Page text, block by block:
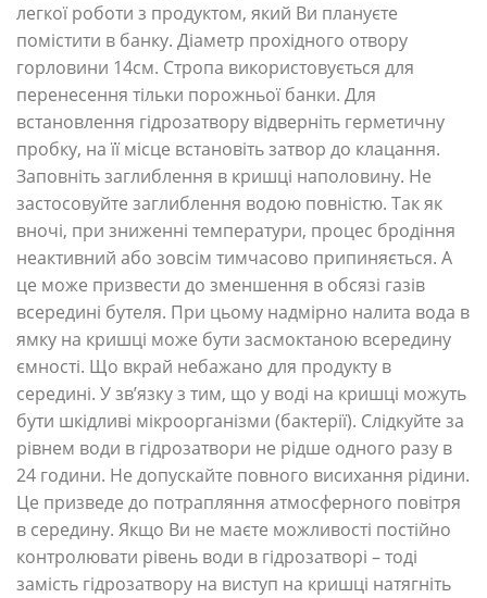
легкої роботи з продуктом, який Ви плануєте
помістити в банку. Діаметр прохідного отвору
горловини 14см. Стропа використовується для
перенесення тільки порожньої банки. Для
встановлення гідрозатвору відверніть герметичну
пробку, на її місце встановіть затвор до клацання.
Заповніть заглиблення в кришці наполовину. Не
застосовуйте заглиблення водою повністю. Так як
вночі, при зниженні температури, процес бродіння
неактивний або зовсім тимчасово припиняється. А
це може призвести до зменшення в обсязі газів
всередині бутеля. При цьому надмірно налита вода в
ямку на кришці може бути засмоктаною всередину
ємності. Що вкрай небажано для продукту в
середині. У зв’язку з тим, що у воді на кришці можуть
бути шкідливі мікроорганізми (бактерії). Слідкуйте за
рівнем води в гідрозатвори не рідше одного разу в
24 години. Не допускайте повного висихання рідини.
Це призведе до потрапляння атмосферного повітря
в середину. Якщо Ви не маєте можливості постійно
контролювати рівень води в гідрозатворі – тоді
замість гідрозатвору на виступ на кришці натягніть